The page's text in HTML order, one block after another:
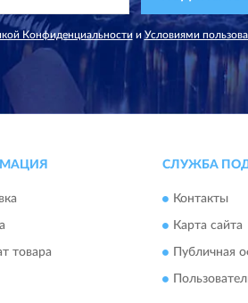
Конфиденциальности иУсловиями
товара
СЛУЖБА
Контакты
Карта сайта
Публичная